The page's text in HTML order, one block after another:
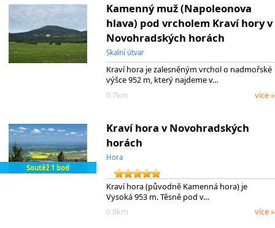
Kamenný muž (Napoleonova
hlava) pod vrcholem Kraví hory v
Novohradských horách
Skalní útvar
Kraví hora je zalesněným vrchol o nadmořské
výšce 952 m, který najdeme v…
0.7km
více »
Soutěž 1 bod
Kraví hora v Novohradských
horách
Hora
Kraví hora (původně Kamenná hora) je
Vysoká 953 m. Těsně pod v…
0.8km
více »